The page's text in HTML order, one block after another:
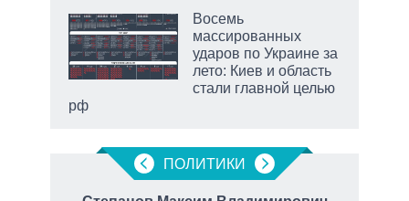
Восемь
массированных
ударов по Украине за
лето: Киев и область
стали главной целью
рф
ПОЛИТИКИ